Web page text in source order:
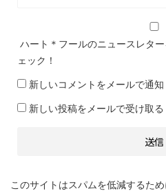
ハート＊フールのニュースレタ
ェック！
新しいコメントをメールで通知
新しい投稿をメールで受け取る
このサイトはスパムを低減するた